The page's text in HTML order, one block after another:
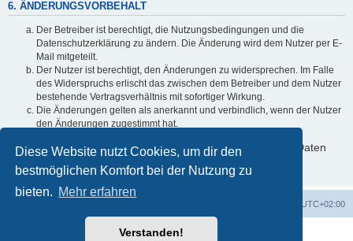
Diese Website nutzt Cookies, um dir den
bestmöglichen Komfort bei der Nutzung zu
bieten. Mehr erfahren
Verstanden!
6. ÄNDERUNGSVORBEHALT
Der Betreiber ist berechtigt, die Nutzungsbedingungen und die
Datenschutzerklärung zu ändern. Die Änderung wird dem Nutzer per E-
Mail mitgeteilt.
Der Nutzer ist berechtigt, den Änderungen zu widersprechen. Im Falle
des Widerspruchs erlischt das zwischen dem Betreiber und dem Nutzer
bestehende Vertragsverhältnis mit sofortiger Wirkung.
Die Änderungen gelten als anerkannt und verbindlich, wenn der Nutzer
den Änderungen zugestimmt hat.
Informationen über den Umgang mit deinen persönlichen Daten
sind in der Datenschutzerklärung enthalten.
UTC+02:00
Powered byphpBB® Forum Software © phpBB Limited